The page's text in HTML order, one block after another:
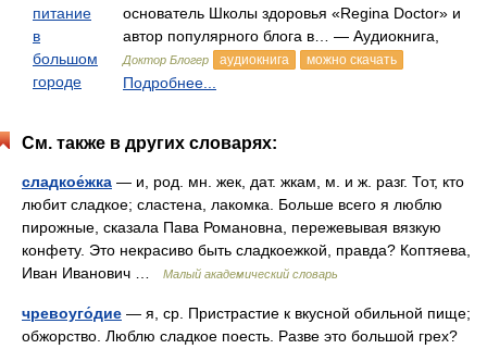
питание
в
большом
городе
основатель Школы здоровья «Regina Doctor» и
автор популярного блога в… — Аудиокнига,
Доктор Блогер аудиокнига можно скачать
Подробнее...
См. также в других словарях:
сладкое́жка — и, род. мн. жек, дат. жкам, м. и ж. разг. Тот, кто
любит сладкое; сластена, лакомка. Больше всего я люблю
пирожные, сказала Пава Романовна, пережевывая вязкую
конфету. Это некрасиво быть сладкоежкой, правда? Коптяева,
Иван Иванович …
Малый академический словарь
чревоуго́дие — я, ср. Пристрастие к вкусной обильной пище;
обжорство. Люблю сладкое поесть. Разве это большой грех?